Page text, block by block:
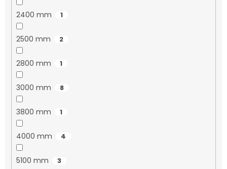
2400 mm 1
2500 mm 2
2800 mm 1
3000 mm 8
3800 mm 1
4000 mm 4
5100 mm 3